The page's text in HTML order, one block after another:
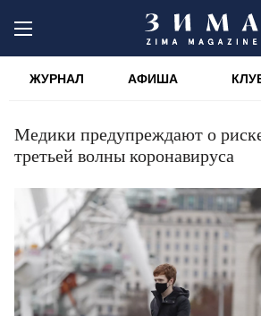
ЖУРНАЛ АФИША
Медики предупреждают о
третьей волны коронавируса